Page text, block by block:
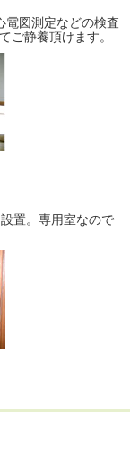
電図測定などの検査
ご静養頂けます。
置。専用室なので